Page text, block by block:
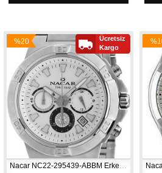
Nacar NC22-295439-ABBM Erkek Kol Saati
%20
İndirim
Ücretsiz
Kargo